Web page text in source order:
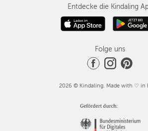
Entdecke die Kindaling
Folge uns
2026 © Kindaling. Made with ♡ in